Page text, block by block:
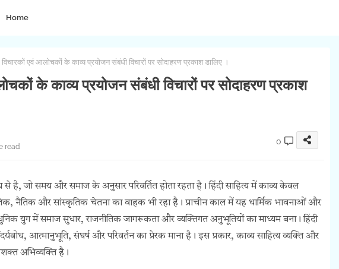
Home
विचारकों एवं आलोचकों के काव्य प्रयोजन संबंधी विचारों पर सोदाहरण प्रकाश डालिए ।
के काव्य प्रयोजन संबंधी विचारों पर सोदाहरण प्रकाश
read
0
से है, जो समय और समाज के अनुसार परिवर्तित होता रहता है। हिंदी साहित्य में काव्य केवल
नैतिक और सांस्कृतिक चेतना का वाहक भी रहा है। प्राचीन काल में यह धार्मिक भावनाओं और
युग में समाज सुधार, राजनीतिक जागरूकता और व्यक्तिगत अनुभूतियों का माध्यम बना। हिंदी
आत्मानुभूति, संघर्ष और परिवर्तन का प्रेरक माना है। इस प्रकार, काव्य साहित्य व्यक्ति और
अभिव्यक्ति है।